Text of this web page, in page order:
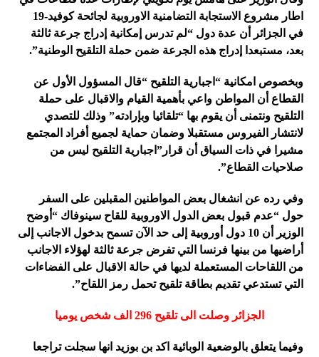
اطار مشروع الاستجابة التضامنية الاوروبية لجائحة كوفيد-19
في الجزائر أن عدة دول “لم تدرس إمكانية إدراج جرعة ثالثة
بعد، مستبعدا إدراج هذه الجرعة ضمن حملة التلقيح الوطنية”.
وبخصوص امكانية “اجبارية التلقيح “قال المسؤول الأول عن
القطاع أن المواطن واعي بأهمية القيام والاقبال على حملة
التلقيح ونتمنى أن يقوم بها “تلقائيا وبإرادته” وذلك للتصدي
لانتشار الفيروس مستقبلا وضمان حماية لجميع أفراد المجتمع
مشيرا في ذات السياق أن قرار”اجبارية التلقيح ليس من
صلاحيات القطاع”.
وفي رده عن انشغال بعض المواطنين المقبلين على السفر
حول “عدم قبول بعض الدول الاوروبية للقاح سينوفاك “أوضح
الوزير أن 10 دول أوروبية إلى حد الآن تسمح بدخول الاجانب إلى
أراضيها من بينها فرنسا التي تفرض جرعة ثالثة لهؤلاء الاجانب
من اللقاحات المستعملة لديها في حالة الاقبال على الفضاءات
التي تستدعي تقديم بطاقة تلقيح تحمل رمز اللقاح”.
الجزائر وصلت الى تلقيح 296 الف شخص يوميا
وفيما يتعلق بالوضعية الوبائية اكد بن بوزيد انها سجلت تراجعا